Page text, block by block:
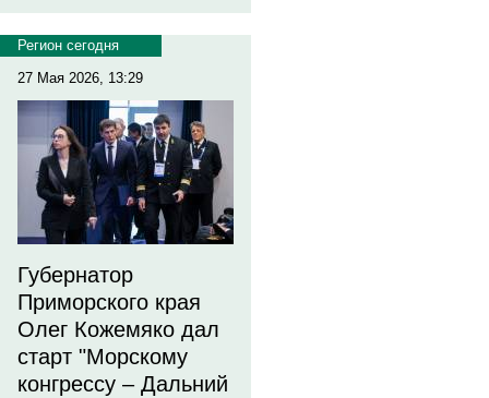
Регион сегодня
27 Мая 2026, 13:29
Губернатор
Приморского края
Олег Кожемяко дал
старт "Морскому
конгрессу – Дальний